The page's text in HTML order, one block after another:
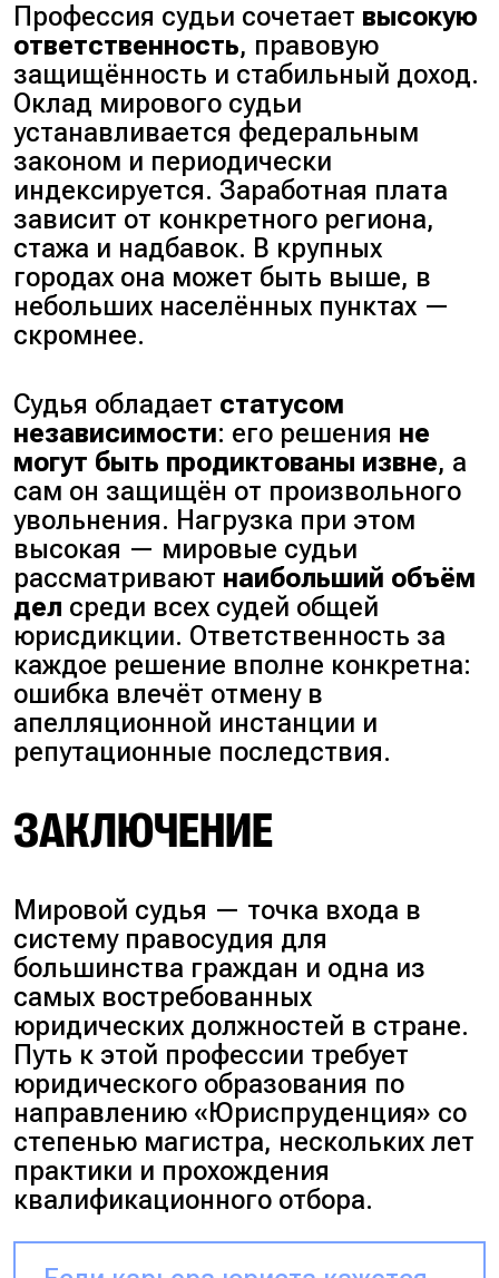
Профессия судьи сочетает высокую
ответственность, правовую
защищённость и стабильный доход.
Оклад мирового судьи
устанавливается федеральным
законом и периодически
индексируется. Заработная плата
зависит от конкретного региона,
стажа и надбавок. В крупных
городах она может быть выше, в
небольших населённых пунктах —
скромнее.
Судья обладает статусом
независимости: его решения не
могут быть продиктованы извне, а
сам он защищён от произвольного
увольнения. Нагрузка при этом
высокая — мировые судьи
рассматривают наибольший объём
дел среди всех судей общей
юрисдикции. Ответственность за
каждое решение вполне конкретна:
ошибка влечёт отмену в
апелляционной инстанции и
репутационные последствия.
ЗАКЛЮЧЕНИЕ
Мировой судья — точка входа в
систему правосудия для
большинства граждан и одна из
самых востребованных
юридических должностей в стране.
Путь к этой профессии требует
юридического образования по
направлению «Юриспруденция» со
степенью магистра, нескольких лет
практики и прохождения
квалификационного отбора.